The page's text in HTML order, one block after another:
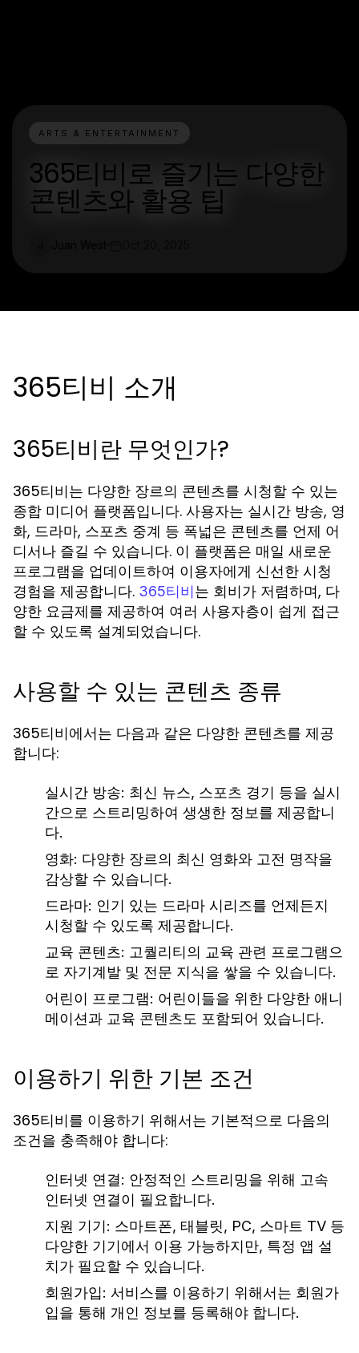
ARTS & ENTERTAINMENT
365티비로 즐기는 다양한
콘텐츠와 활용 팁
365티비 소개
365티비란 무엇인가?
365티비는 다양한 장르의 콘텐츠를 시청할 수 있는
종합 미디어 플랫폼입니다. 사용자는 실시간 방송, 영
화, 드라마, 스포츠 중계 등 폭넓은 콘텐츠를 언제 어
디서나 즐길 수 있습니다. 이 플랫폼은 매일 새로운
프로그램을 업데이트하여 이용자에게 신선한 시청
경험을 제공합니다. 365티비는 회비가 저렴하며, 다
양한 요금제를 제공하여 여러 사용자층이 쉽게 접근
할 수 있도록 설계되었습니다.
사용할 수 있는 콘텐츠 종류
365티비에서는 다음과 같은 다양한 콘텐츠를 제공
합니다:
실시간 방송: 최신 뉴스, 스포츠 경기 등을 실시
간으로 스트리밍하여 생생한 정보를 제공합니
다.
영화: 다양한 장르의 최신 영화와 고전 명작을
감상할 수 있습니다.
드라마: 인기 있는 드라마 시리즈를 언제든지
시청할 수 있도록 제공합니다.
교육 콘텐츠: 고퀄리티의 교육 관련 프로그램으
로 자기계발 및 전문 지식을 쌓을 수 있습니다.
어린이 프로그램: 어린이들을 위한 다양한 애니
메이션과 교육 콘텐츠도 포함되어 있습니다.
이용하기 위한 기본 조건
365티비를 이용하기 위해서는 기본적으로 다음의
조건을 충족해야 합니다:
인터넷 연결: 안정적인 스트리밍을 위해 고속
인터넷 연결이 필요합니다.
지원 기기: 스마트폰, 태블릿, PC, 스마트 TV 등
다양한 기기에서 이용 가능하지만, 특정 앱 설
치가 필요할 수 있습니다.
회원가입: 서비스를 이용하기 위해서는 회원가
입을 통해 개인 정보를 등록해야 합니다.